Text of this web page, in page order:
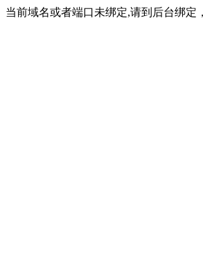
当前域名或者端口未绑定,请到后台绑定